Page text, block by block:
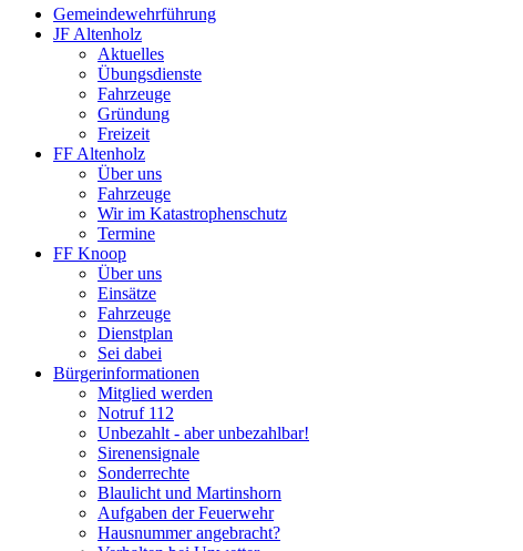
Gemeindewehrführung
JF Altenholz
Aktuelles
Übungsdienste
Fahrzeuge
Gründung
Freizeit
FF Altenholz
Über uns
Fahrzeuge
Wir im Katastrophenschutz
Termine
FF Knoop
Über uns
Einsätze
Fahrzeuge
Dienstplan
Sei dabei
Bürgerinformationen
Mitglied werden
Notruf 112
Unbezahlt - aber unbezahlbar!
Sirenensignale
Sonderrechte
Blaulicht und Martinshorn
Aufgaben der Feuerwehr
Hausnummer angebracht?